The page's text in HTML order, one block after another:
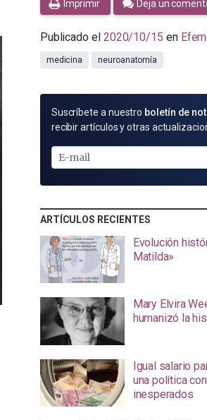
Imprimir Deja un
Publicado el 2020/10/15 en
medicina neuroanatomía
SUSCRÍBETE
POR
MAIL
Suscríbete a nuestro boletín de
recibir artículos y otras
ARTÍCULOS RECIENTES
Evolución
Matilda»
Mary Elvira
humanizó la
Igual salario
una política
inesperados